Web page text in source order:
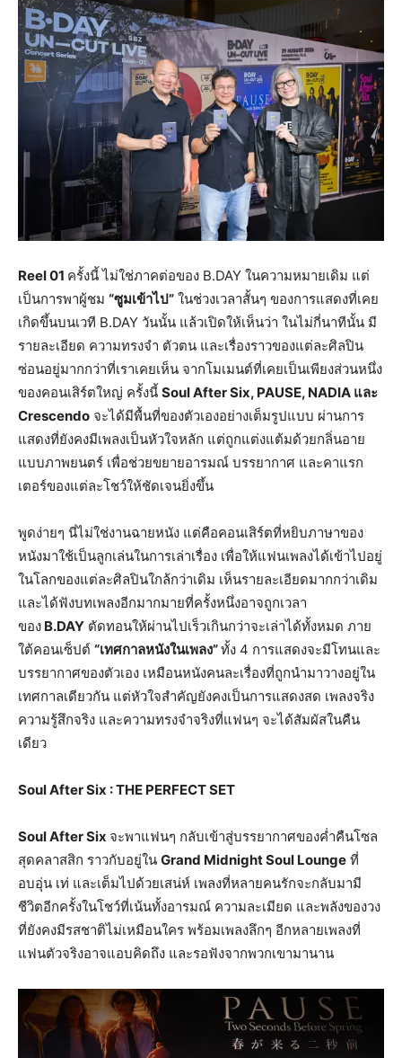
Reel 01 ครั้งนี้ ไม่ใช่ภาคต่อของ B.DAY ในความหมายเดิม แต่
เป็นการพาผู้ชม “ซูมเข้าไป” ในช่วงเวลาสั้นๆ ของการแสดงที่เคย
เกิดขึ้นบนเวที B.DAY วันนั้น แล้วเปิดให้เห็นว่า ในไม่กี่นาทีนั้น มี
รายละเอียด ความทรงจำ ตัวตน และเรื่องราวของแต่ละศิลปิน
ซ่อนอยู่มากกว่าที่เราเคยเห็น จากโมเมนต์ที่เคยเป็นเพียงส่วนหนึ่ง
ของคอนเสิร์ตใหญ่ ครั้งนี้ Soul After Six, PAUSE, NADIA และ
Crescendo จะได้มีพื้นที่ของตัวเองอย่างเต็มรูปแบบ ผ่านการ
แสดงที่ยังคงมีเพลงเป็นหัวใจหลัก แต่ถูกแต่งแต้มด้วยกลิ่นอาย
แบบภาพยนตร์ เพื่อช่วยขยายอารมณ์ บรรยากาศ และคาแรก
เตอร์ของแต่ละโชว์ให้ชัดเจนยิ่งขึ้น
พูดง่ายๆ นี่ไม่ใช่งานฉายหนัง แต่คือคอนเสิร์ตที่หยิบภาษาของ
หนังมาใช้เป็นลูกเล่นในการเล่าเรื่อง เพื่อให้แฟนเพลงได้เข้าไปอยู่
ในโลกของแต่ละศิลปินใกล้กว่าเดิม เห็นรายละเอียดมากกว่าเดิม
และได้ฟังบทเพลงอีกมากมายที่ครั้งหนึ่งอาจถูกเวลา
ของ B.DAY ตัดทอนให้ผ่านไปเร็วเกินกว่าจะเล่าได้ทั้งหมด ภาย
ใต้คอนเซ็ปต์ “เทศกาลหนังในเพลง”ทั้ง 4 การแสดงจะมีโทนและ
บรรยากาศของตัวเอง เหมือนหนังคนละเรื่องที่ถูกนำมาวางอยู่ใน
เทศกาลเดียวกัน แต่หัวใจสำคัญยังคงเป็นการแสดงสด เพลงจริง
ความรู้สึกจริง และความทรงจำจริงที่แฟนๆ จะได้สัมผัสในคืน
เดียว
Soul After Six : THE PERFECT SET
Soul After Six จะพาแฟนๆ กลับเข้าสู่บรรยากาศของค่ำคืนโซล
สุดคลาสสิก ราวกับอยู่ใน Grand Midnight Soul Lounge ที่
อบอุ่น เท่ และเต็มไปด้วยเสน่ห์ เพลงที่หลายคนรักจะกลับมามี
ชีวิตอีกครั้งในโชว์ที่เน้นทั้งอารมณ์ ความละเมียด และพลังของวง
ที่ยังคงมีรสชาติไม่เหมือนใคร พร้อมเพลงลึกๆ อีกหลายเพลงที่
แฟนตัวจริงอาจแอบคิดถึง และรอฟังจากพวกเขามานาน